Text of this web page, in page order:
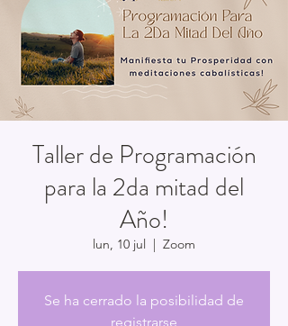
Taller de Programación
para la 2da mitad del
Año!
lun, 10 jul
  |
Zoom
Se ha cerrado la posibilidad de
registrarse